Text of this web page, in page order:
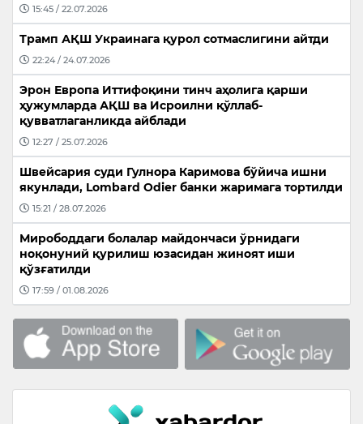
15:45 / 22.07.2026
Трамп АҚШ Украинага қурол сотмаслигини айтди
22:24 / 24.07.2026
Эрон Европа Иттифоқини тинч аҳолига қарши
ҳужумларда АҚШ ва Исроилни қўллаб-
қувватлаганликда айблади
12:27 / 25.07.2026
Швейсария суди Гулнора Каримова бўйича ишни
якунлади, Lombard Odier банки жаримага тортилди
15:21 / 28.07.2026
Мирободдаги болалар майдончаси ўрнидаги
ноқонуний қурилиш юзасидан жиноят иши
қўзғатилди
17:59 / 01.08.2026